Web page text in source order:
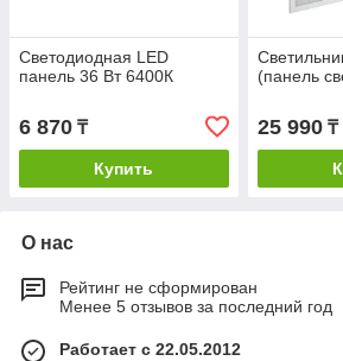
Светодиодная LED
панель 36 Вт 6400К
6 870 ₸
Купить
(панель
25 990₸
О нас
Рейтинг не сформирован
Менее 5 отзывов за последний год
Работает с 22.05.2012